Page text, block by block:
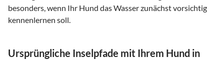
besonders, wenn Ihr Hund das Wasser zunächst vorsichtig
kennenlernen soll.
Ursprüngliche Inselpfade mit Ihrem Hund in